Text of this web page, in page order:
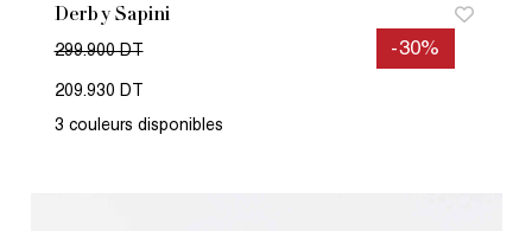
Derby Sapini
-30%
299.900 DT
209.930 DT
3 couleurs disponibles